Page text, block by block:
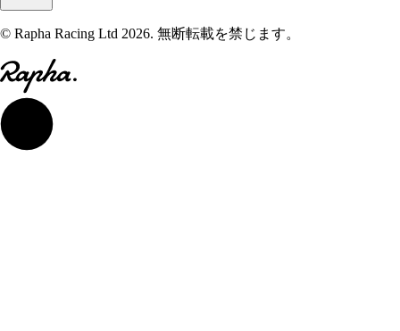
© Rapha Racing Ltd 2026. 無断転載を禁じます。